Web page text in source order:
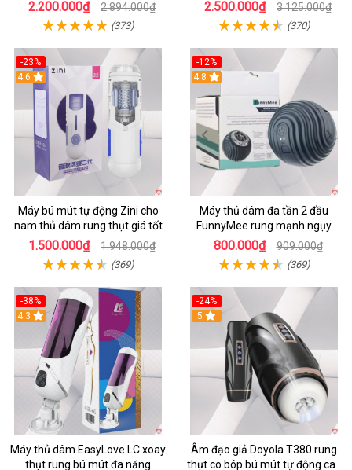
2.200.000₫ 2.894.000₫
(373)
2.500.000₫ 3.125.000₫
(370)
-23%
4.6
Máy bú mút tự động Zini cho
nam thủ dâm rung thụt giá tốt
1.500.000₫ 1.948.000₫
(369)
-12%
4.8
Máy thủ dâm đa tần 2 đầu
FunnyMee rung mạnh ngụy
trang Pokemon
800.000₫ 909.000₫
(369)
-38%
4.3
Máy thủ dâm EasyLove LC xoay
thụt rung bú mút đa năng
-24%
5
Âm đạo giả Doyola T380 rung
thụt co bóp bú mút tự động cao